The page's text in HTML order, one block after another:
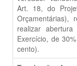
Art. 18, do
Orçamentárias),
realizar
Exercício, de
cento).